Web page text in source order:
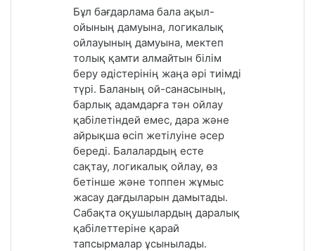
Бұл бағдарлама бала ақыл-
ойының дамуына, логикалық
ойлауының дамуына, мектеп
толық қамти алмайтын білім
беру әдістерінің жаңа әрі тиімді
түрі. Баланың ой-санасының,
барлық адамдарға тән ойлау
қабілетіндей емес, дара және
айрықша өсіп жетілуіне әсер
береді. Балалардың есте
сақтау, логикалық ойлау, өз
бетінше және топпен жұмыс
жасау дағдыларын дамытады.
Сабақта оқушылардың даралық
қабілеттеріне қарай
тапсырмалар ұсынылады.